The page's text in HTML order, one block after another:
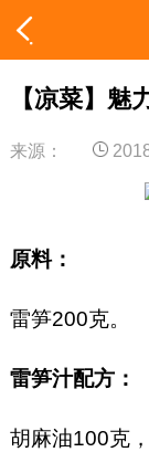
【凉菜】魅
来源：
原料：
雷笋200克。
雷笋汁配方：
胡麻油100克